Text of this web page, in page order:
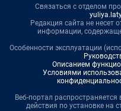
Связаться с отделом
Редакция сайта не несет
информации,
Особенности эксплуатации
Описанием
Условиями
Веб-портал
действия по установке на